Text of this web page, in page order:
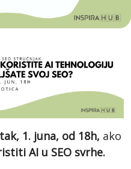
1. juna, od 18h, ako
AI u SEO svrhe.